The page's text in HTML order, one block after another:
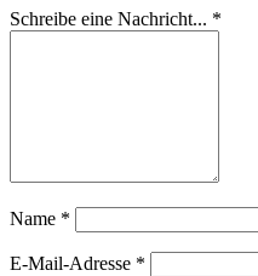
Schreibe eine Nachricht... *
Name *
E-Mail-Adresse *